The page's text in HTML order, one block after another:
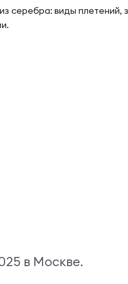
серебра: виды плетений,
в Москве.